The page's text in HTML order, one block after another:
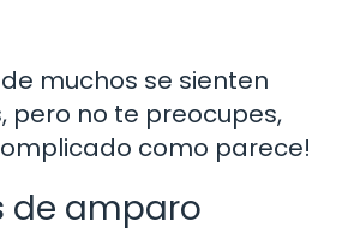
muchos se sienten
pero no te preocupes,
como parece!
de amparo